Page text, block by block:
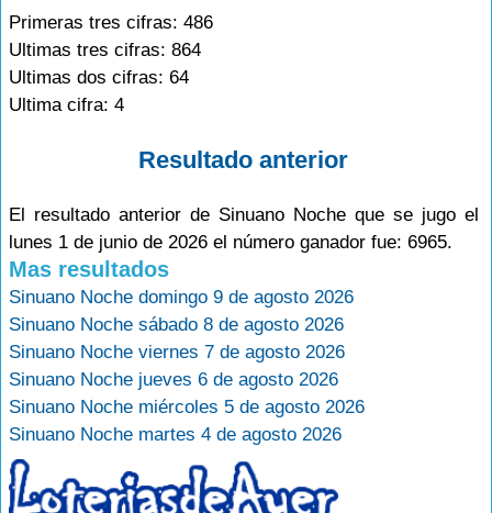
Primeras tres cifras: 486
Ultimas tres cifras: 864
Ultimas dos cifras: 64
Ultima cifra: 4
Resultado anterior
El resultado anterior de Sinuano Noche que se jugo el
lunes 1 de junio de 2026 el número ganador fue: 6965.
Mas resultados
Sinuano Noche domingo 9 de agosto 2026
Sinuano Noche sábado 8 de agosto 2026
Sinuano Noche viernes 7 de agosto 2026
Sinuano Noche jueves 6 de agosto 2026
Sinuano Noche miércoles 5 de agosto 2026
Sinuano Noche martes 4 de agosto 2026